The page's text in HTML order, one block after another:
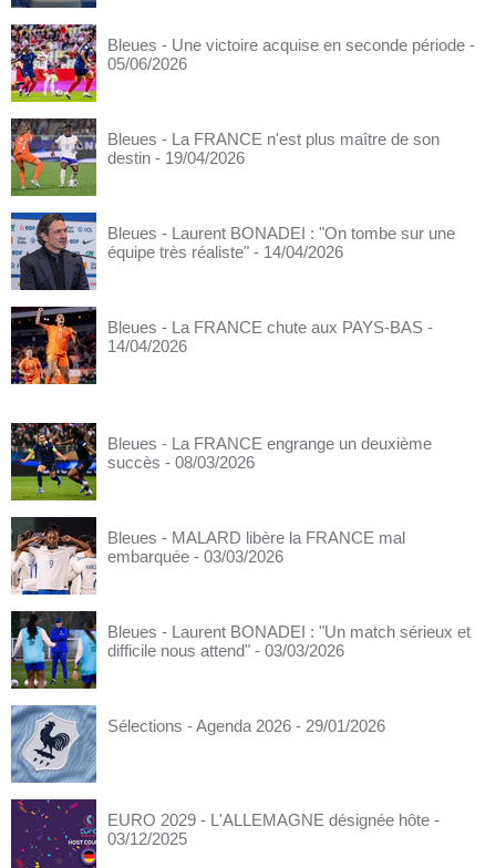
Bleues - Une victoire acquise en seconde période -
05/06/2026
Bleues - La FRANCE n'est plus maître de son
destin - 19/04/2026
Bleues - Laurent BONADEI : "On tombe sur une
équipe très réaliste" - 14/04/2026
Bleues - La FRANCE chute aux PAYS-BAS -
14/04/2026
Bleues - La FRANCE engrange un deuxième
succès - 08/03/2026
Bleues - MALARD libère la FRANCE mal
embarquée - 03/03/2026
Bleues - Laurent BONADEI : "Un match sérieux et
difficile nous attend" - 03/03/2026
Sélections - Agenda 2026 - 29/01/2026
EURO 2029 - L'ALLEMAGNE désignée hôte -
03/12/2025